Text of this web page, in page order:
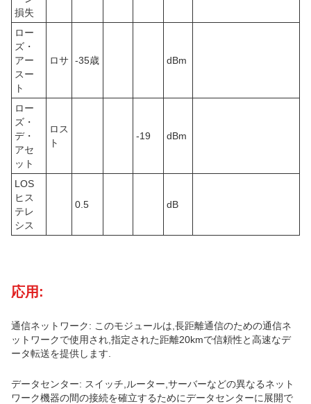
損失
ロー
ズ・
アー
スー
ト
ロサ -35歳 dBm
ロー
ズ・
デ・
アセ
ット
ロス
ト
-19 dBm
LOS
ヒス
テレ
シス
0.5 dB
応用:
通信ネットワーク: このモジュールは,長距離通信のための通信ネ
ットワークで使用され,指定された距離20kmで信頼性と高速なデ
ータ転送を提供します.
データセンター: スイッチ,ルーター,サーバーなどの異なるネット
ワーク機器の間の接続を確立するためにデータセンターに展開で